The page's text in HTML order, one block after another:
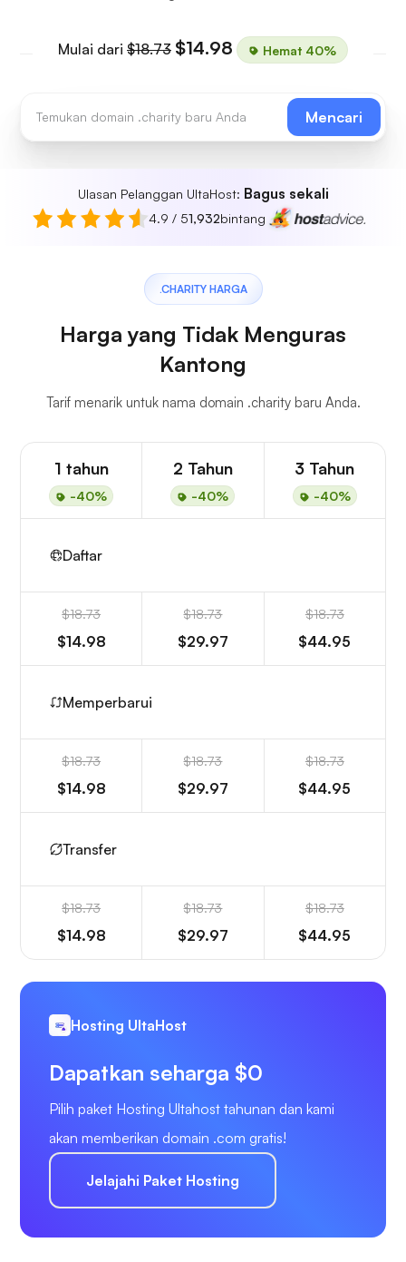
Mulai dari $18.73 $14.98 Hemat 40%
Mencari
Ulasan Pelanggan UltaHost: Bagus sekali
4.9 / 51,932bintang
.CHARITY HARGA
Harga yang Tidak Menguras
Kantong
Tarif menarik untuk nama domain .charity baru Anda.
1 tahun
-40%
2 Tahun
-40%
3 Tahun
-40%
Daftar
$18.73
$14.98
$18.73
$29.97
$18.73
$44.95
Memperbarui
$18.73
$14.98
$18.73
$29.97
$18.73
$44.95
Transfer
$18.73
$14.98
$18.73
$29.97
$18.73
$44.95
Hosting UltaHost
Dapatkan seharga $0
Pilih paket Hosting Ultahost tahunan dan kami
akan memberikan domain .com gratis!
Jelajahi Paket Hosting